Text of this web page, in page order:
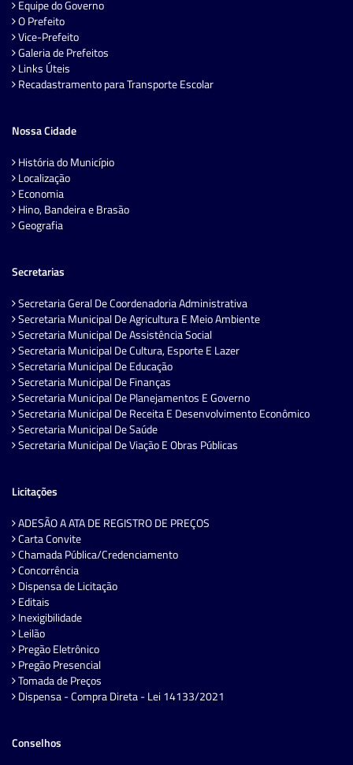
Equipe do Governo
O Prefeito
Vice-Prefeito
Galeria de Prefeitos
Links Úteis
Recadastramento para Transporte Escolar
Nossa Cidade
História do Município
Localização
Economia
Hino, Bandeira e Brasão
Geografia
Secretarias
Secretaria Geral De Coordenadoria Administrativa
Secretaria Municipal De Agricultura E Meio Ambiente
Secretaria Municipal De Assistência Social
Secretaria Municipal De Cultura, Esporte E Lazer
Secretaria Municipal De Educação
Secretaria Municipal De Finanças
Secretaria Municipal De Planejamentos E Governo
Secretaria Municipal De Receita E Desenvolvimento Econômico
Secretaria Municipal De Saúde
Secretaria Municipal De Viação E Obras Públicas
Licitações
ADESÃO A ATA DE REGISTRO DE PREÇOS
Carta Convite
Chamada Pública/Credenciamento
Concorrência
Dispensa de Licitação
Editais
Inexigibilidade
Leilão
Pregão Eletrônico
Pregão Presencial
Tomada de Preços
Dispensa - Compra Direta - Lei 14133/2021
Conselhos